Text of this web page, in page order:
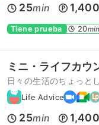
25min
Tiene prueba 20min
ミニ・ライフカウ
日々の生活のちょっと
Life Advice
25min